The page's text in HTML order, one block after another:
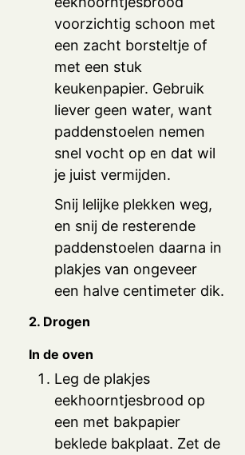
voorzichtig schoon met
een zacht borsteltje of
met een stuk
keukenpapier. Gebruik
liever geen water, want
paddenstoelen nemen
snel vocht op en dat wil
je juist vermijden.
Snij lelijke plekken weg,
en snij de resterende
paddenstoelen daarna in
plakjes van ongeveer
een halve centimeter dik.
2. Drogen
In de oven
Leg de plakjes
eekhoorntjesbrood op
een met bakpapier
beklede bakplaat. Zet de